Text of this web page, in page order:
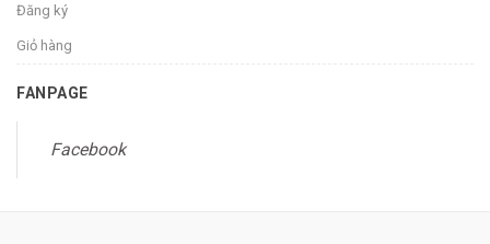
Đăng ký
Giỏ hàng
FANPAGE
Facebook